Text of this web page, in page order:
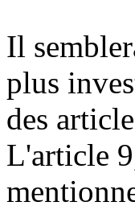
Il
plus
des
L'article